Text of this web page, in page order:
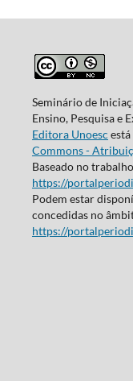
Seminário de
Ensino, Pesquisa e
Editora Unoesc
Commons -
Baseado no
https://
Podem estar
concedidas no
https://